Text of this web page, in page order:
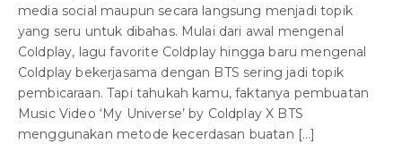
media social maupun secara langsung menjadi topik
yang seru untuk dibahas. Mulai dari awal mengenal
Coldplay, lagu favorite Coldplay hingga baru mengenal
Coldplay bekerjasama dengan BTS sering jadi topik
pembicaraan. Tapi tahukah kamu, faktanya pembuatan
Music Video ‘My Universe’ by Coldplay X BTS
menggunakan metode kecerdasan buatan […]